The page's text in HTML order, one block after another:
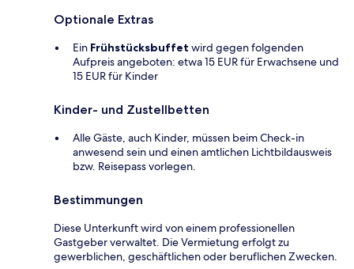
Optionale Extras
Ein Frühstücksbuffet wird gegen folgenden
Aufpreis angeboten: etwa 15 EUR für Erwachsene und
15 EUR für Kinder
Kinder- und Zustellbetten
Alle Gäste, auch Kinder, müssen beim Check-in
anwesend sein und einen amtlichen Lichtbildausweis
bzw. Reisepass vorlegen.
Bestimmungen
Diese Unterkunft wird von einem professionellen
Gastgeber verwaltet. Die Vermietung erfolgt zu
gewerblichen, geschäftlichen oder beruflichen Zwecken.